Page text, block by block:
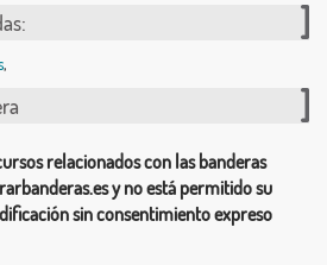
,
relacionados con las banderas
y no está permitido su
sin consentimiento expreso